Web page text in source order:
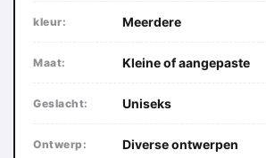
kleur: Meerdere
Maat: Kleine of aangepaste
Geslacht: Uniseks
Ontwerp: Diverse ontwerpen